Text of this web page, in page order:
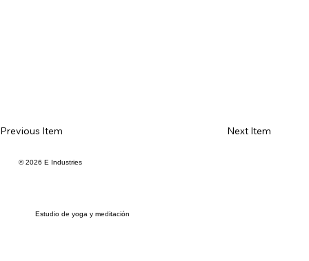
Previous Item Next Item
Estudio de yoga y meditación
© 2026 E Industries